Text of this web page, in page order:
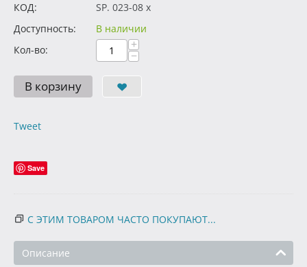
КОД:
SP. 023-08 x
Доступность:
В наличии
Кол-во:
+
−
В корзину
Tweet
Save
С ЭТИМ ТОВАРОМ ЧАСТО ПОКУПАЮТ...
Описание